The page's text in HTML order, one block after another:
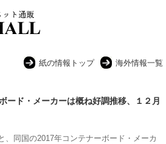
紙の情報トップ
海外情報一覧
ード・メーカーは概ね好調推移、１２月
、同国の2017年コンテナーボード・メーカ